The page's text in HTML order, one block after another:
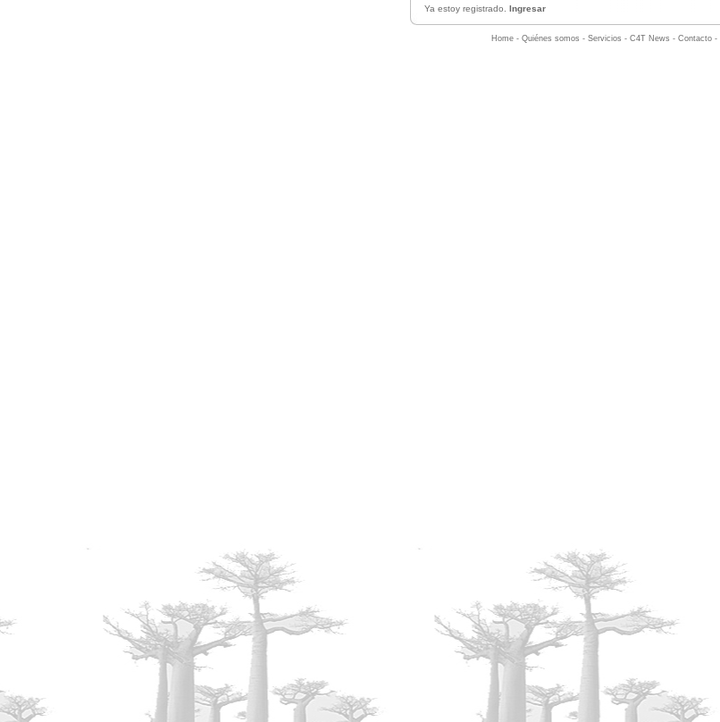
Ya estoy registrado. Ingresar
Home - Quiénes somos - Servicios - C4T News - Contacto -